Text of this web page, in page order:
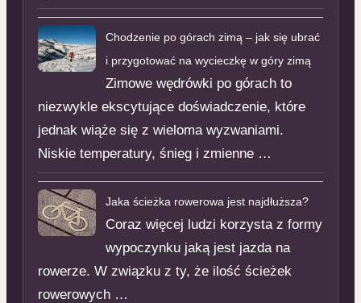
Chodzenie po górach zimą – jak się ubrać
i przygotować na wycieczkę w góry zimą
Zimowe wędrówki po górach to
niezwykle ekscytujące doświadczenie, które
jednak wiąże się z wieloma wyzwaniami.
Niskie temperatury, śnieg i zmienne …
Jaka ścieżka rowerowa jest najdłuższa?
Coraz więcej ludzi korzysta z formy
wypoczynku jaką jest jazda na
rowerze. W związku z ty, że ilość ścieżek
rowerowych …